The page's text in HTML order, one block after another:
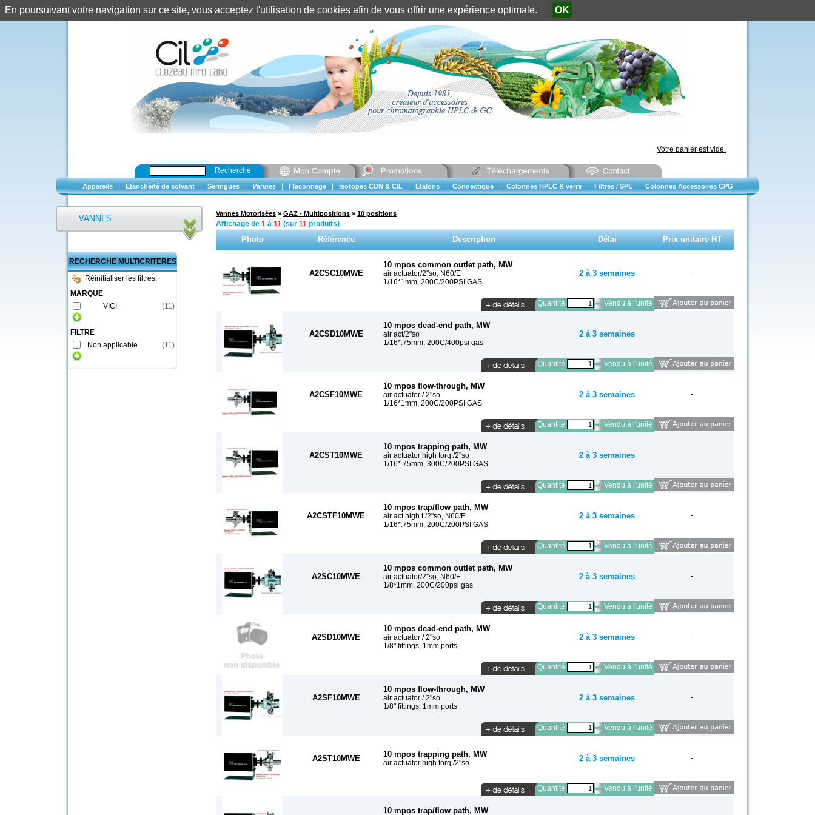
Identification client ||Mon compte
Votre panier est vide.
Recherche
Appareils Etanchéité de solvant Seringues Vannes Flaconnage Isotopes CDN & CIL Etalons Connectique Colonnes HPLC & verre Filtres / SPE Colonnes Accessoires CPG
RECHERCHE MULTICRITERES
Réinitialiser les filtres.
MARQUE
VICI
(11)
FILTRE
Non applicable
(11)
Vannes Motorisées » GAZ - Multipositions » 10 positions
Affichage de 1 à 11 (sur 11 produits)
Photo Référence Description Délai Prix unitaire HT
A2CSC10MWE
10 mpos common outlet path, MW
air actuator/2"so, N60/E
1/16*1mm, 200C/200PSI GAS
2 à 3 semaines -
Quantité Vendu à l'unité
A2CSD10MWE
10 mpos dead-end path, MW
air act/2"so
1/16*.75mm, 200C/400psi gas
2 à 3 semaines -
Quantité Vendu à l'unité
A2CSF10MWE
10 mpos flow-through, MW
air actuator / 2"so
1/16*1mm, 200C/200PSI GAS
2 à 3 semaines -
Quantité Vendu à l'unité
A2CST10MWE
10 mpos trapping path, MW
air actuator high torq./2"so
1/16*.75mm, 300C/200PSI GAS
2 à 3 semaines -
Quantité Vendu à l'unité
A2CSTF10MWE
10 mpos trap/flow path, MW
air act high t./2"so, N60/E
1/16*.75mm, 200C/200PSI GAS
2 à 3 semaines -
Quantité Vendu à l'unité
A2SC10MWE
10 mpos common outlet path, MW
air actuator/2"so, N60/E
1/8*1mm, 200C/200psi gas
2 à 3 semaines -
Quantité Vendu à l'unité
A2SD10MWE
10 mpos dead-end path, MW
air actuator / 2"so
1/8" fittings, 1mm ports
2 à 3 semaines -
Quantité Vendu à l'unité
A2SF10MWE
10 mpos flow-through, MW
air actuator / 2"so
1/8" fittings, 1mm ports
2 à 3 semaines -
Quantité Vendu à l'unité
A2ST10MWE 10 mpos trapping path, MW
air actuator high torq./2"so 2 à 3 semaines -
Quantité Vendu à l'unité
10 mpos trap/flow path, MW
En poursuivant votre navigation sur ce site, vous acceptez l'utilisation de cookies afin de vous offrir une expérience optimale. OK